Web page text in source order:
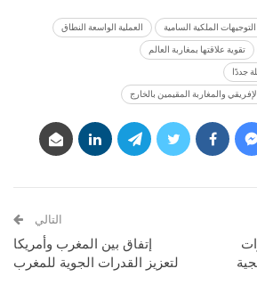
الملكية السامية العملية الواسعة النطاق
تقوية علاقتها بمغاربة العالم
جددًا
والمغاربة المقيمين بالخارج
التالي
إتفاق بين المغرب وأمريكا
لتعزيز القدرات الجوية للمغرب